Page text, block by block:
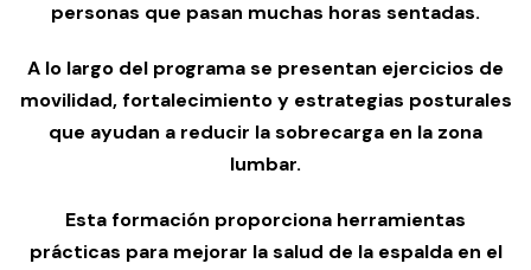
personas que pasan muchas horas sentadas.
A lo largo del programa se presentan ejercicios de
movilidad, fortalecimiento y estrategias posturales
que ayudan a reducir la sobrecarga en la zona
lumbar.
Esta formación proporciona herramientas
prácticas para mejorar la salud de la espalda en el